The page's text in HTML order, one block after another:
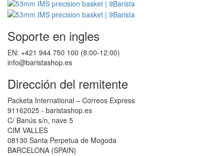
Soporte en ingles
EN: +421 944 750 100 (8:00-12:00)
info@baristashop.es
Dirección del remitente
Packeta International – Correos Express
91162025 - baristashop.es
C/ Banús s/n, nave 5
CIM VALLES
08130 Santa Perpetua de Mogoda
BARCELONA (SPAIN)